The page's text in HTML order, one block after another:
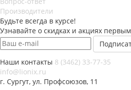
Производители
Будьте всегда в курсе!
Узнавайте о скидках и акциях первым
Наши контакты 8 (3462) 33-77-35
info@lionix.ru
г. Сургут, ул. Профсоюзов, 11